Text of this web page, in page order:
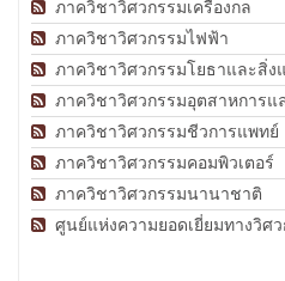
ภาควิชาวิศวกรรมเครื่องกล
ภาควิชาวิศวกรรมไฟฟ้า
ภาควิชาวิศวกรรมโยธาและสิ่ง
ภาควิชาวิศวกรรมอุตสาหการแ
ภาควิชาวิศวกรรมชีวการแพทย์
ภาควิชาวิศวกรรมคอมพิวเตอร์
ภาควิชาวิศวกรรมนานาชาติ
ศูนย์แห่งความยอดเยี่ยมทางวิศ